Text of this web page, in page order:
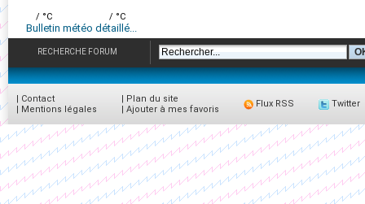
/ °C / °C
Bulletin météo détaillé...
RECHERCHE FORUM
| Contact
| Mentions légales
| Plan du site
| Ajouter à mes favoris
Flux RSS Twitter